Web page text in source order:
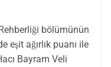
bölümünün
eşit ağırlık puanı ile
Bayram Veli